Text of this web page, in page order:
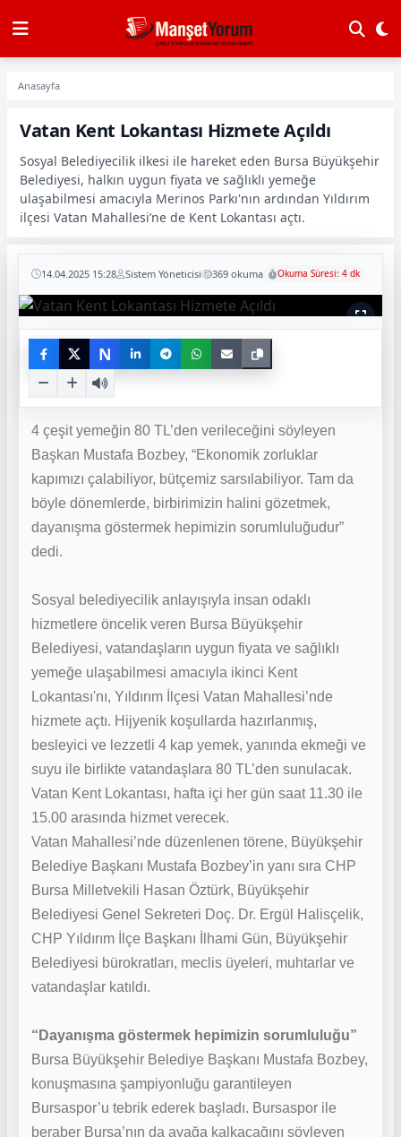
Anasayfa
Vatan Kent Lokantası Hizmete Açıldı
Sosyal Belediyecilik ilkesi ile hareket eden Bursa Büyükşehir
Belediyesi, halkın uygun fiyata ve sağlıklı yemeğe
ulaşabilmesi amacıyla Merinos Parkı'nın ardından Yıldırım
ilçesi Vatan Mahallesi’ne de Kent Lokantası açtı.
14.04.2025 15:28 Sistem Yöneticisi 369 okuma Okuma Süresi: 4 dk
N
4 çeşit yemeğin 80 TL’den verileceğini söyleyen
Başkan Mustafa Bozbey, “Ekonomik zorluklar
kapımızı çalabiliyor, bütçemiz sarsılabiliyor. Tam da
böyle dönemlerde, birbirimizin halini gözetmek,
dayanışma göstermek hepimizin sorumluluğudur”
dedi.
Sosyal belediyecilik anlayışıyla insan odaklı
hizmetlere öncelik veren Bursa Büyükşehir
Belediyesi, vatandaşların uygun fiyata ve sağlıklı
yemeğe ulaşabilmesi amacıyla ikinci Kent
Lokantası'nı, Yıldırım İlçesi Vatan Mahallesi’nde
hizmete açtı. Hijyenik koşullarda hazırlanmış,
besleyici ve lezzetli 4 kap yemek, yanında ekmeği ve
suyu ile birlikte vatandaşlara 80 TL’den sunulacak.
Vatan Kent Lokantası, hafta içi her gün saat 11.30 ile
15.00 arasında hizmet verecek.
Vatan Mahallesi’nde düzenlenen törene, Büyükşehir
Belediye Başkanı Mustafa Bozbey’in yanı sıra CHP
Bursa Milletvekili Hasan Öztürk, Büyükşehir
Belediyesi Genel Sekreteri Doç. Dr. Ergül Halisçelik,
CHP Yıldırım İlçe Başkanı İlhami Gün, Büyükşehir
Belediyesi bürokratları, meclis üyeleri, muhtarlar ve
vatandaşlar katıldı.
“Dayanışma göstermek hepimizin sorumluluğu”
Bursa Büyükşehir Belediye Başkanı Mustafa Bozbey,
konuşmasına şampiyonluğu garantileyen
Bursaspor’u tebrik ederek başladı. Bursaspor ile
beraber Bursa’nın da ayağa kalkacağını söyleyen